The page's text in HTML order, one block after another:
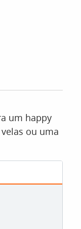
um happy
ou uma